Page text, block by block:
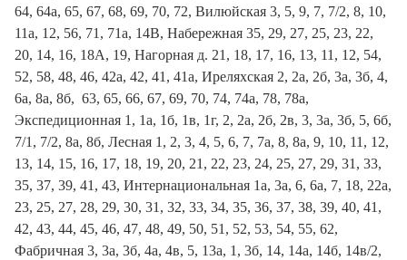
64, 64а, 65, 67, 68, 69, 70, 72, Вилюйская 3, 5, 9, 7, 7/2, 8, 10,
11а, 12, 56, 71, 71а, 14В, Набережная 35, 29, 27, 25, 23, 22,
20, 14, 16, 18А, 19, Нагорная д. 21, 18, 17, 16, 13, 11, 12, 54,
52, 58, 48, 46, 42а, 42, 41, 41а, Иреляхская 2, 2а, 2б, 3а, 3б, 4,
6а, 8а, 8б, 63, 65, 66, 67, 69, 70, 74, 74а, 78, 78а,
Экспедиционная 1, 1а, 1б, 1в, 1г, 2, 2а, 2б, 2в, 3, 3а, 3б, 5, 6б,
7/1, 7/2, 8а, 8б, Лесная 1, 2, 3, 4, 5, 6, 7, 7а, 8, 8а, 9, 10, 11, 12,
13, 14, 15, 16, 17, 18, 19, 20, 21, 22, 23, 24, 25, 27, 29, 31, 33,
35, 37, 39, 41, 43, Интернациональная 1а, 3а, 6, 6а, 7, 18, 22а,
23, 25, 27, 28, 29, 30, 31, 32, 33, 34, 35, 36, 37, 38, 39, 40, 41,
42, 43, 44, 45, 46, 47, 48, 49, 50, 51, 52, 53, 54, 55, 62,
Фабричная 3, 3а, 3б, 4а, 4в, 5, 13а, 1, 3б, 14, 14а, 14б, 14в/2,